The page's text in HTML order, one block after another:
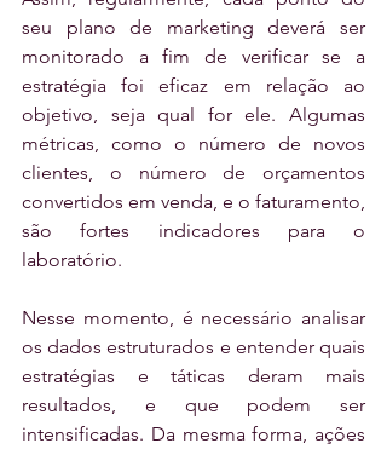
seu plano de marketing deverá ser
monitorado a fim de verificar se a
estratégia foi eficaz em relação ao
objetivo, seja qual for ele. Algumas
métricas, como o número de novos
clientes, o número de orçamentos
convertidos em venda, e o faturamento,
são fortes indicadores para o
laboratório.
Nesse momento, é necessário analisar
os dados estruturados e entender quais
estratégias e táticas deram mais
resultados, e que podem ser
intensificadas. Da mesma forma, ações